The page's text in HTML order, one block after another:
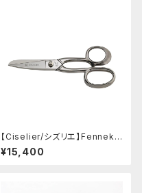
【Ciselier/シズリエ】Fennek
8" per il Pesce Kitchen Sci
ssors
¥15,400